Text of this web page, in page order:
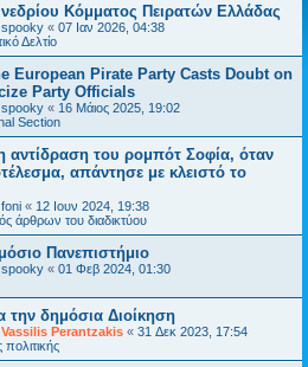
Κόμματος Πειρατών Ελλάδας
spooky « 07 Ιαν 2026, 04:38
Δελτίο
European Pirate Party Casts Doubt on
Party Officials
spooky « 16 Μάιος 2025, 19:02
Section
αντίδραση του ρομπότ Σοφία, όταν
απάντησε με κλειστό το
foni « 12 Ιουν 2024, 19:38
άρθρων του διαδικτύου
Πανεπιστήμιο
spooky « 01 Φεβ 2024, 01:30
την δημόσια Διοίκηση
Vassilis Perantzakis « 31 Δεκ 2023, 17:54
πολιτικής